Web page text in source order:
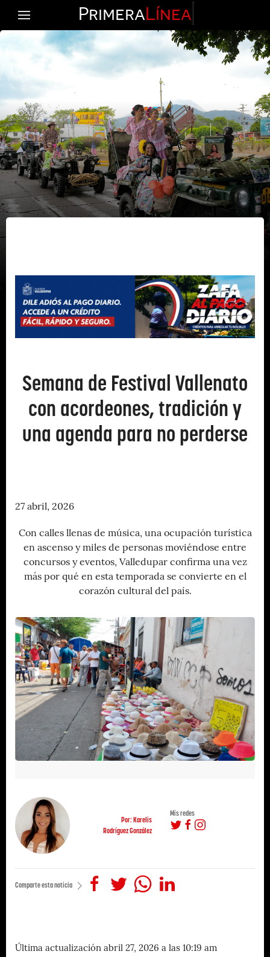
PrimeraLínea
Semana de Festival Vallenato
con acordeones, tradición y
una agenda para no perderse
27 abril, 2026
Con calles llenas de música, una ocupación turística
en ascenso y miles de personas moviéndose entre
concursos y eventos, Valledupar confirma una vez
más por qué en esta temporada se convierte en el
corazón cultural del país.
Por: Karelis
Rodríguez González
Mis redes
Comparte esta noticia
Última actualización abril 27, 2026 a las 10:19 am